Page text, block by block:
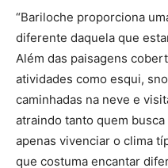
“Bariloche proporciona
diferente daquela que
Além das paisagens
atividades como esqui,
caminhadas na neve e
atraindo tanto quem
apenas vivenciar o clima
que costuma encantar